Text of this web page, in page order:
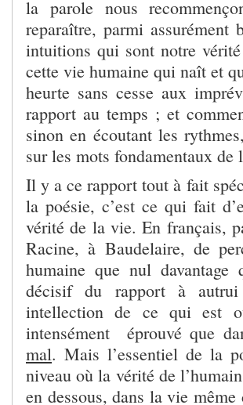
la parole nous
reparaître, parmi assurément
intuitions qui sont notre
cette vie humaine qui naît et
heurte sans cesse aux
rapport au temps ; et
sinon en écoutant les
sur les mots fondamentaux de
Il y a ce rapport tout à fait
la poésie, c’est ce qui fait
vérité de la vie. En français,
Racine, à Baudelaire, de
humaine que nul davantage
décisif du rapport à
intellection de ce qui est
intensément éprouvé que
mal. Mais l’essentiel de la
niveau où la vérité de
en dessous, dans la vie